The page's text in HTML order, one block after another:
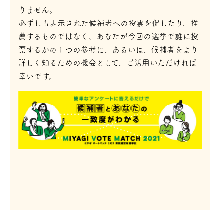
りません。
必ずしも表示された候補者への投票を促したり、推
薦するものではなく、あなたが今回の選挙で誰に投
票するかの１つの参考に、あるいは、候補者をより
詳しく知るための機会として、ご活用いただければ
幸いです。